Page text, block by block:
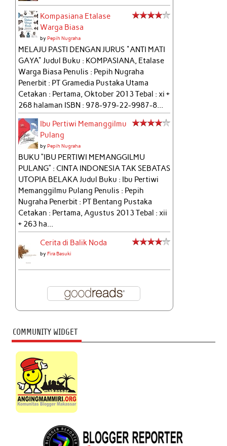
Kompasiana Etalase
Warga Biasa
byPepih Nugraha
MELAJU PASTI DENGAN JURUS "ANTI MATI
GAYA" Judul Buku : KOMPASIANA, Etalase
Warga Biasa Penulis : Pepih Nugraha
Penerbit : PT Gramedia Pustaka Utama
Cetakan : Pertama, Oktober 2013 Tebal : xi +
268 halaman ISBN : 978-979-22-9987-8...
Ibu Pertiwi Memanggilmu
Pulang
byPepih Nugraha
BUKU “IBU PERTIWI MEMANGGILMU
PULANG” : CINTA INDONESIA TAK SEBATAS
UTOPIA BELAKA Judul Buku : Ibu Pertiwi
Memanggilmu Pulang Penulis : Pepih
Nugraha Penerbit : PT Bentang Pustaka
Cetakan : Pertama, Agustus 2013 Tebal : xii
+ 263 ha...
Cerita di Balik Noda
byFira Basuki
COMMUNITY WIDGET